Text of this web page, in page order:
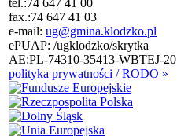
fax.:74 647 41 03
e-mail: ug@gmina.klodzko.pl
ePUAP: /ugklodzko/skrytka
AE:PL-74310-35413-WBTEJ-20
polityka prywatności / RODO »